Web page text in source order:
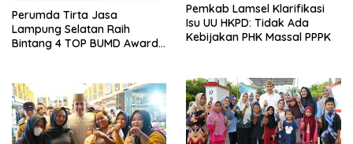
Perumda Tirta Jasa
Lampung Selatan Raih
Bintang 4 TOP BUMD Awards
Pemkab Lamsel Klarifikasi
Isu UU HKPD: Tidak Ada
Kebijakan PHK Massal PPPK